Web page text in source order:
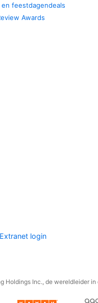
feestdagendeals
Awards
Extranet login
Holdings Inc., de wereldleider